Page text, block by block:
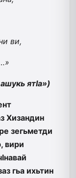
ви,
ятIа»)
Хизандин
зегьметди
ви­ри
гьа ихьтин